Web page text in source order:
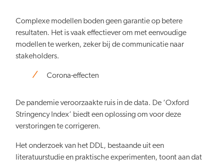
Complexe modellen boden geen garantie op betere
resultaten. Het is vaak effectiever om met eenvoudige
modellen te werken, zeker bij de communicatie naar
stakeholders.
Corona-effecten
De pandemie veroorzaakte ruis in de data. De ‘Oxford
Stringency Index’ biedt een oplossing om voor deze
verstoringen te corrigeren.
Het onderzoek van het DDL, bestaande uit een
literatuurstudie en praktische experimenten, toont aan dat